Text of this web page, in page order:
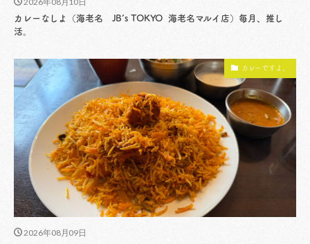
カレーなしよ（海老名 JB’s TOKYO 海老名マルイ店）毎月、推し
活。
カレーですよ。
2026年08月09日